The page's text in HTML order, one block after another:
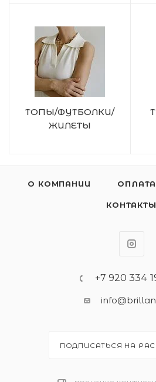
ТОПЫ/ФУТБОЛКИ/
ЖИЛЕТЫ
О КОМПАНИИ ОПЛАТА
КОНТАКТЫ
+7 920 334
ПОДПИСАТЬСЯ НА